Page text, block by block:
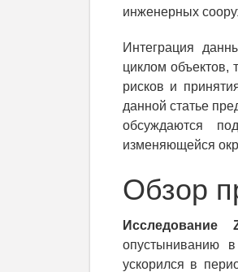
инженерных
Интеграция
циклом объектов,
рисков и
данной статье
обсуждаются
изменяющейся
Обзор
опустыниванию
ускорился в